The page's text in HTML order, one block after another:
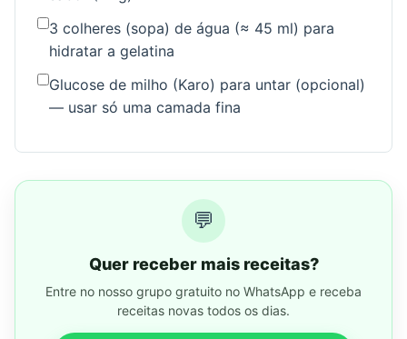
3 colheres (sopa) de água (≈ 45 ml) para
hidratar a gelatina
Glucose de milho (Karo) para untar (opcional)
— usar só uma camada fina
💬
Quer receber mais receitas?
Entre no nosso grupo gratuito no WhatsApp e receba
receitas novas todos os dias.